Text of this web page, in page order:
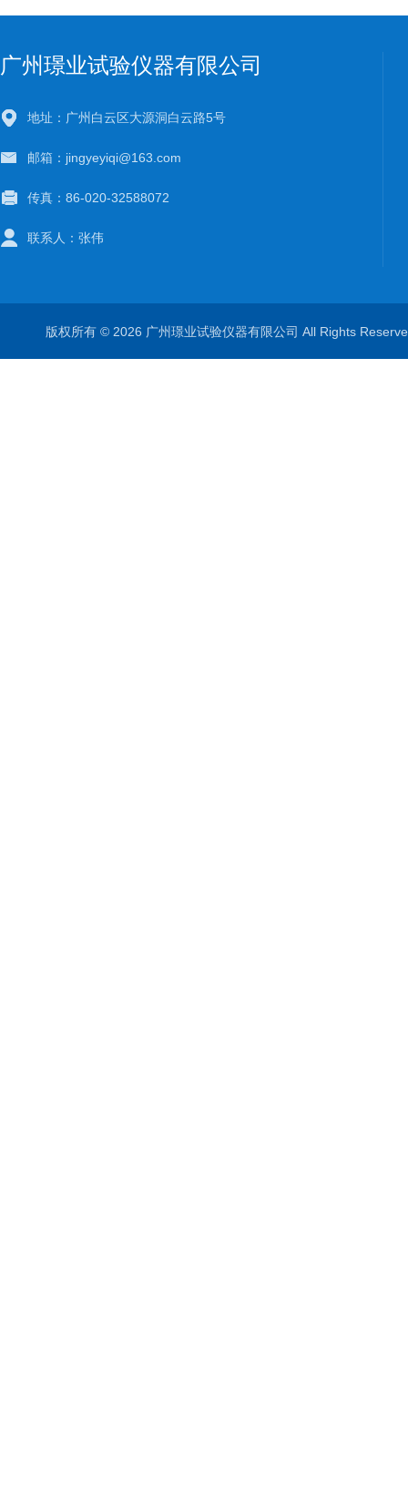
广州璟业试验仪器有限公司
地址：广州白云区大源洞白云路5号
邮箱：jingyeyiqi@163.com
传真：86-020-32588072
联系人：张伟
版权所有 © 2026 广州璟业试验仪器有限公司 All Rights